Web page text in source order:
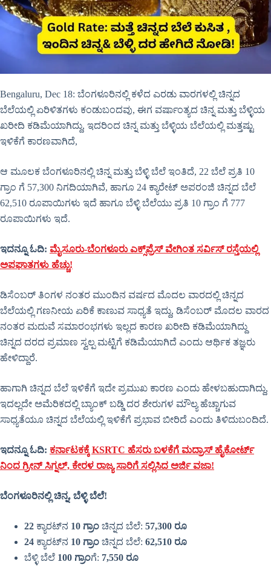
Bengaluru, Dec 18: ಬೆಂಗಳೂರಿನಲ್ಲಿ ಕಳೆದ ಎರಡು ವಾರಗಳಲ್ಲಿ ಚಿನ್ನದ
ಬೆಲೆಯಲ್ಲಿ ಏರಿಳಿತಗಳು ಕಂಡುಬಂದವು, ಈಗ ವರ್ಷಾಂತ್ಯದ ಚಿನ್ನ ಮತ್ತು ಬೆಳ್ಳಿಯ
ಖರೀದಿ ಕಡಿಮೆಯಾಗಿದ್ದು, ಇದರಿಂದ ಚಿನ್ನ ಮತ್ತು ಬೆಳ್ಳಿಯ ಬೆಲೆಯಲ್ಲಿ ಮತ್ತಷ್ಟು
ಇಳಿಕೆಗೆ ಕಾರಣವಾಗಿದೆ,
ಆ ಮೂಲಕ ಬೆಂಗಳೂರಿನಲ್ಲಿ ಚಿನ್ನ ಮತ್ತು ಬೆಳ್ಳಿ ಬೆಲೆ ಇಂತಿದೆ, 22 ಬೆಲೆ ಪ್ರತಿ 10
ಗ್ರಾಂ ಗೆ 57,300 ನಿಗದಿಯಾಗಿವೆ, ಹಾಗೂ 24 ಕ್ಯಾರೇಟ್ ಅಪರಂಜಿ ಚಿನ್ನದ ಬೆಲೆ
62,510 ರೂಪಾಯಿಗಳು ಇದೆ ಹಾಗೂ ಬೆಳ್ಳಿ ಬೆಲೆಯು ಪ್ರತಿ 10 ಗ್ರಾಂ ಗೆ 777
ರೂಪಾಯಿಗಳು ಇದೆ.
ಇದನ್ನೂ ಓದಿ: ಮೈಸೂರು-ಬೆಂಗಳೂರು ಎಕ್ಸ್‌ಪ್ರೆಸ್‌ ವೇಗಿಂತ ಸರ್ವಿಸ್ ರಸ್ತೆಯಲ್ಲಿ
ಅಪಘಾತಗಳು ಹೆಚ್ಚು!
ಡಿಸೆಂಬರ್ ತಿಂಗಳ ನಂತರ ಮುಂದಿನ ವರ್ಷದ ಮೊದಲ ವಾರದಲ್ಲಿ ಚಿನ್ನದ
ಬೆಲೆಯಲ್ಲಿ ಗಣನೀಯ ಏರಿಕೆ ಕಾಣುವ ಸಾಧ್ಯತೆ ಇದ್ದು, ಡಿಸೆಂಬರ್ ಮೊದಲ ವಾರದ
ನಂತರ ಮದುವೆ ಸಮಾರಂಭಗಳು ಇಲ್ಲದ ಕಾರಣ ಖರೀದಿ ಕಡಿಮೆಯಾಗಿದ್ದು
ಚಿನ್ನದ ದರದ ಪ್ರಮಾಣ ಸ್ವಲ್ಪ ಮಟ್ಟಿಗೆ ಕಡಿಮೆಯಾಗಿದೆ ಎಂದು ಆರ್ಥಿಕ ತಜ್ಞರು
ಹೇಳಿದ್ದಾರೆ.
ಹಾಗಾಗಿ ಚಿನ್ನದ ಬೆಲೆ ಇಳಿಕೆಗೆ ಇದೇ ಪ್ರಮುಖ ಕಾರಣ ಎಂದು ಹೇಳಬಹುದಾಗಿದ್ದು,
ಇದಲ್ಲದೇ ಅಮೆರಿಕದಲ್ಲಿ ಬ್ಯಾಂಕ್ ಬಡ್ಡಿ ದರ ಶೇರುಗಳ ಮೌಲ್ಯ ಹೆಚ್ಚಾಗುವ
ಸಾಧ್ಯತೆಯೂ ಚಿನ್ನದ ಬೆಲೆಯಲ್ಲಿ ಇಳಿಕೆಗೆ ಪ್ರಭಾವ ಬೀರಿದೆ ಎಂದು ತಿಳಿದುಬಂದಿದೆ.
ಇದನ್ನೂ ಓದಿ: ಕರ್ನಾಟಕಕ್ಕೆ KSRTC ಹೆಸರು ಬಳಕೆಗೆ ಮದ್ರಾಸ್ ಹೈಕೋರ್ಟ್
ನಿಂದ ಗ್ರೀನ್ ಸಿಗ್ನಲ್, ಕೇರಳ ರಾಜ್ಯ ಸಾರಿಗೆ ಸಲ್ಲಿಸಿದ ಅರ್ಜಿ ವಜಾ!
ಬೆಂಗಳೂರಿನಲ್ಲಿ ಚಿನ್ನ, ಬೆಳ್ಳಿ ಬೆಲೆ!
22 ಕ್ಯಾರಟ್​ನ 10 ಗ್ರಾಂ ಚಿನ್ನದ ಬೆಲೆ: 57,300 ರೂ
24 ಕ್ಯಾರಟ್​ನ 10 ಗ್ರಾಂ ಚಿನ್ನದ ಬೆಲೆ: 62,510 ರೂ
ಬೆಳ್ಳಿ ಬೆಲೆ 100 ಗ್ರಾಂಗೆ: 7,550 ರೂ